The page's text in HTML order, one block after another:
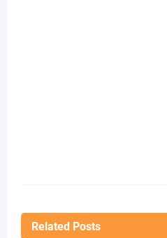
Related Posts